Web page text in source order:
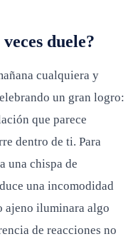
duele?
cualquiera y
un gran logro:
que parece
dentro de ti. Para
una chispa de
una incomodidad
ajeno iluminara algo
de reacciones no